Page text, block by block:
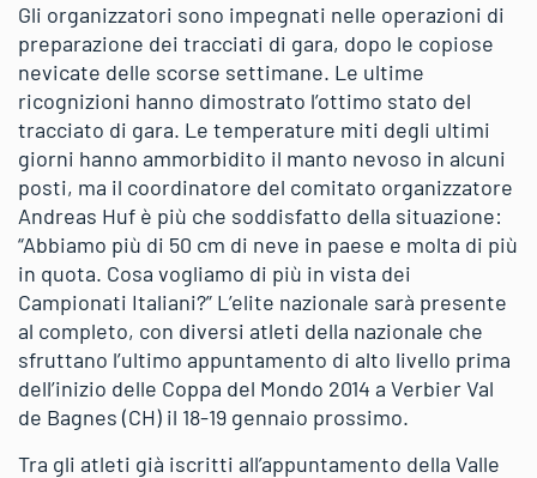
Gli organizzatori sono impegnati nelle operazioni di
preparazione dei tracciati di gara, dopo le copiose
nevicate delle scorse settimane. Le ultime
ricognizioni hanno dimostrato l’ottimo stato del
tracciato di gara. Le temperature miti degli ultimi
giorni hanno ammorbidito il manto nevoso in alcuni
posti, ma il coordinatore del comitato organizzatore
Andreas Huf è più che soddisfatto della situazione:
“Abbiamo più di 50 cm di neve in paese e molta di più
in quota. Cosa vogliamo di più in vista dei
Campionati Italiani?” L’elite nazionale sarà presente
al completo, con diversi atleti della nazionale che
sfruttano l’ultimo appuntamento di alto livello prima
dell’inizio delle Coppa del Mondo 2014 a Verbier Val
de Bagnes (CH) il 18-19 gennaio prossimo.
Tra gli atleti già iscritti all’appuntamento della Valle